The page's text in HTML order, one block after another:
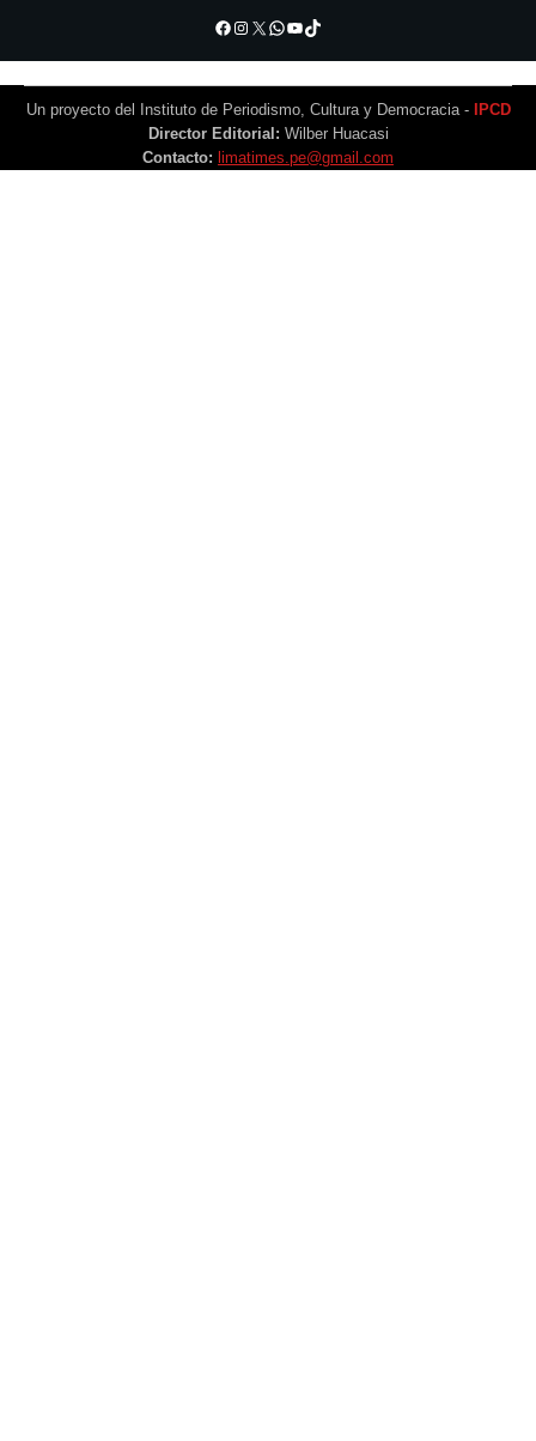
Facebook
Instagram
X WhatsApp
YouTube
TikTok
Un proyecto del Instituto de Periodismo, Cultura y Democracia - IPCD
Director Editorial: Wilber Huacasi
Contacto: limatimes.pe@gmail.com